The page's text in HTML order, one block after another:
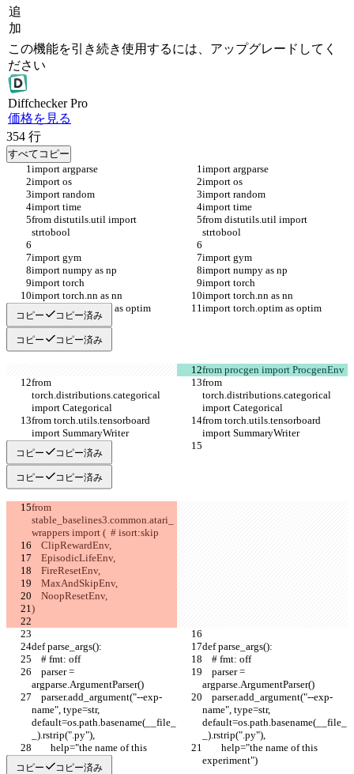
追
加
この機能を引き続き使用するには、アップグレードしてく
ださい
DiffcheckerPro
価格を見る
354 行
すべてコピー
import argparse
import argparse
import os
import os
import random
import random
import time
import time
from distutils.util import
strtobool
from distutils.util import
strtobool
import gym
import gym
import numpy as np
import numpy as np
import torch
import torch
import torch.nn as nn
import torch.nn as nn
import torch.optim as optim
import torch.optim as optim
コピー コピー済み
コピー コピー済み
from procgen import ProcgenEnv
from
torch.distributions.categorical
import Categorical
from
torch.distributions.categorical
import Categorical
from torch.utils.tensorboard
import SummaryWriter
from torch.utils.tensorboard
import SummaryWriter
コピー コピー済み
コピー コピー済み
from
stable_baselines3.common.atari_
wrappers import (  # isort:skip
    ClipRewardEnv,
    EpisodicLifeEnv,
    FireResetEnv,
    MaxAndSkipEnv,
    NoopResetEnv,
)
def parse_args():
def parse_args():
    # fmt: off
    # fmt: off
argparse.ArgumentParser()
argparse.ArgumentParser()
name", type=str,
default=os.path.basename(__file_
_).rstrip(".py"),
name", type=str,
default=os.path.basename(__file_
_).rstrip(".py"),
experiment")
experiment")
コピー コピー済み